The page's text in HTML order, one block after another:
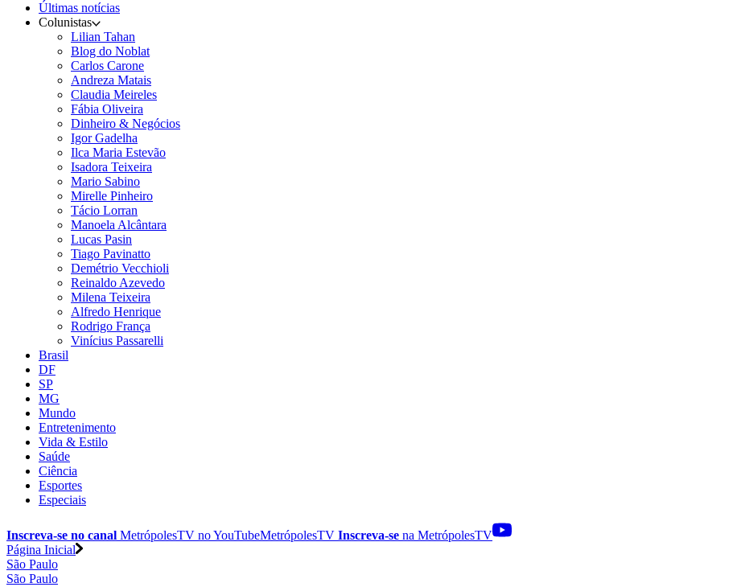
Últimas notícias
Colunistas
Lilian Tahan
Blog do Noblat
Carlos Carone
Andreza Matais
Claudia Meireles
Fábia Oliveira
Dinheiro & Negócios
Igor Gadelha
Ilca Maria Estevão
Isadora Teixeira
Mario Sabino
Mirelle Pinheiro
Tácio Lorran
Manoela Alcântara
Lucas Pasin
Tiago Pavinatto
Demétrio Vecchioli
Reinaldo Azevedo
Milena Teixeira
Alfredo Henrique
Rodrigo França
Vinícius Passarelli
Brasil
DF
SP
MG
Mundo
Entretenimento
Vida & Estilo
Saúde
Ciência
Esportes
Especiais
Inscreva-se no canal MetrópolesTV noYouTubeMetrópolesTV Inscreva-se na MetrópolesTV
Página Inicial
São Paulo
São Paulo